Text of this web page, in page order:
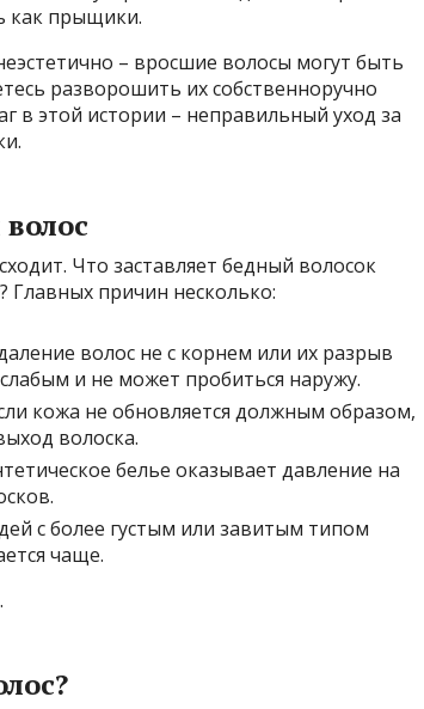
как прыщики.
– вросшие волосы могут быть
разворошить их собственноручно
в этой истории – неправильный уход за
Что заставляет бедный волосок
Главных причин несколько:
волос не с корнем или их разрыв
и не может пробиться наружу.
кожа не обновляется должным образом,
волоска.
белье оказывает давление на
с более густым или завитым типом
чаще.